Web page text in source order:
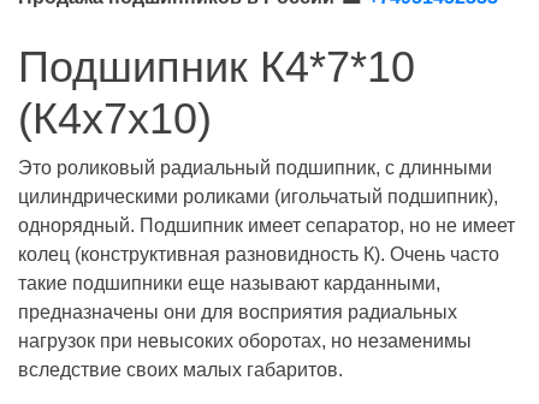
Подшипник К4*7*10
(К4х7х10)
Это роликовый радиальный подшипник, с длинными
цилиндрическими роликами (игольчатый подшипник),
однорядный. Подшипник имеет сепаратор, но не имеет
колец (конструктивная разновидность К). Очень часто
такие подшипники еще называют карданными,
предназначены они для восприятия радиальных
нагрузок при невысоких оборотах, но незаменимы
вследствие своих малых габаритов.